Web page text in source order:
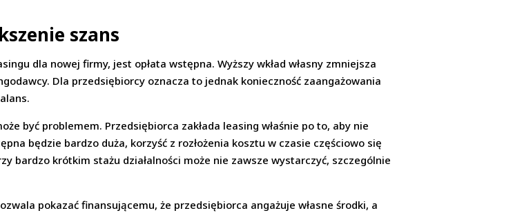
szans
dla nowej firmy, jest opłata wstępna. Wyższy wkład własny zmniejsza
Dla przedsiębiorcy oznacza to jednak konieczność zaangażowania
być problemem. Przedsiębiorca zakłada leasing właśnie po to, aby nie
będzie bardzo duża, korzyść z rozłożenia kosztu w czasie częściowo się
bardzo krótkim stażu działalności może nie zawsze wystarczyć, szczególnie
pokazać finansującemu, że przedsiębiorca angażuje własne środki, a